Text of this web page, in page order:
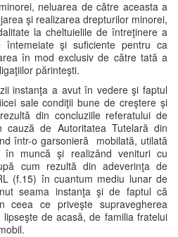
neluarea de către aceasta a
şi realizarea drepturilor minorei,
la cheltuielile de întreţinere a
întemeiate şi suficiente pentru ca
în mod exclusiv de către tată a
părinteşti.
instanţa a avut în vedere şi faptul
sale condiţii bune de creştere şi
din concluziile referatului de
cauză de Autoritatea Tutelară din
într-o garsonieră mobilată, utilată
muncă şi realizând venituri cu
cum rezultă din adeverinţa de
(f.15) în cuantum mediu lunar de
seama instanţa şi de faptul că
ceea ce priveşte supravegherea
de acasă, de familia fratelui